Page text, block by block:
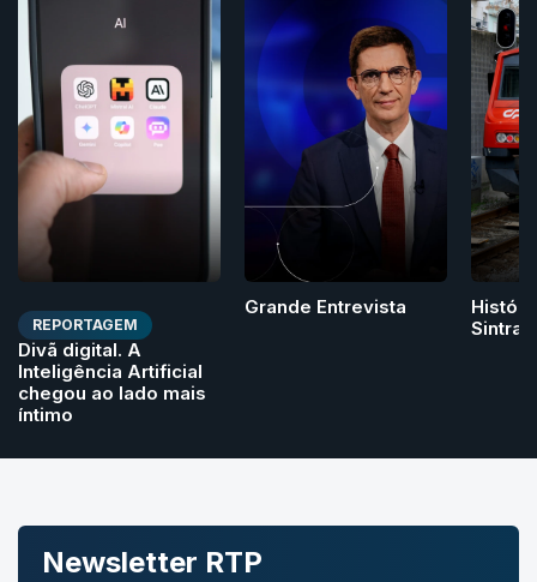
REPORTAGEM
Divã digital. A
Inteligência Artificial
chegou ao lado mais
íntimo
Grande Entrevista
Sintra
Newsletter RTP